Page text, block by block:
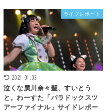
ライブレポート
2021.01.03
泣くな廣川奈々聖、すいとう
と。わーすた「パラドックスツ
アーファイナル」サイドレポー